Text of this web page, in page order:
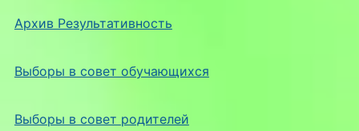
Архив Результативность
Выборы в совет обучающихся
Выборы в совет родителей